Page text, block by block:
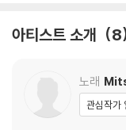
9. METAL BADGE :
*SPECIAL ITEM
인쇄 오류로, 실제 유효
아티스트 소개 8
노래
관심작가